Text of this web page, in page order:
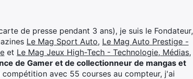
de presse pendant 3 ans), je suis le Fondateur,
Le Mag Sport Auto, Le Mag Auto Prestige -
et Le Mag Jeux High-Tech - Technologie, Médias,
de Gamer et de collectionneur de mangas et
avec 55 courses au compteur, j'ai